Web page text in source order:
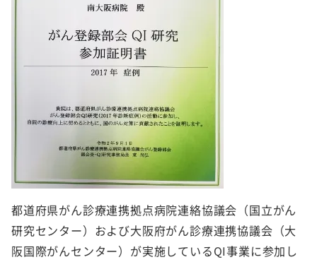
都道府県がん診療連携拠点病院連絡協議会（国立がん
研究センター）および大阪府がん診療連携協議会（大
阪国際がんセンター）が実施しているQI事業に参加し